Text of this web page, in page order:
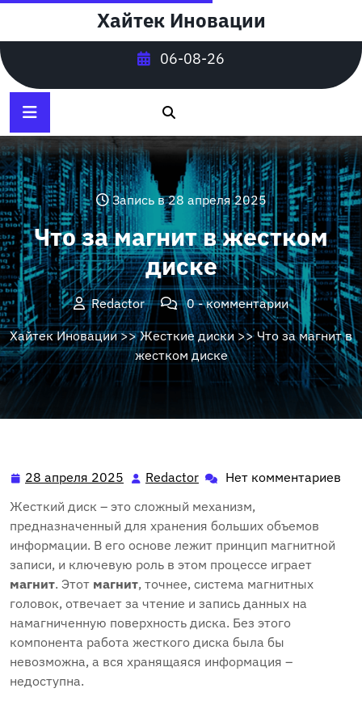
содержимому
Хайтек Иновации
06-08-26
Запись в 28 апреля 2025
Что за магнит в жестком
диске
Redactor
0 - комментарии
Хайтек Иновации>>Жесткие диски >> Что за магнит в
жестком диске
28 апреля 2025 28 Redactor Redactor
Нет комментариев
Жесткий диск – это сложный механизм,
предназначенный для хранения больших объемов
информации. В его основе лежит принцип магнитной
записи, и ключевую роль в этом процессе играет
магнит. Этот магнит, точнее, система магнитных
головок, отвечает за чтение и запись данных на
намагниченную поверхность диска. Без этого
компонента работа жесткого диска была бы
невозможна, а вся хранящаяся информация –
недоступна.